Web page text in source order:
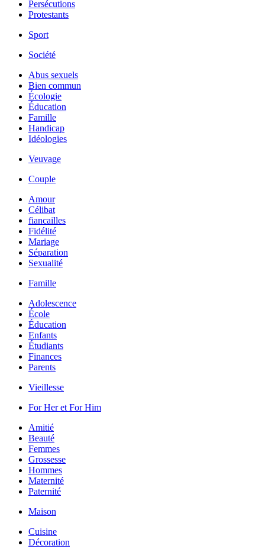
Persécutions
Protestants
Sport
Société
Abus sexuels
Bien commun
Écologie
Éducation
Famille
Handicap
Idéologies
Veuvage
Couple
Amour
Célibat
fiancailles
Fidélité
Mariage
Séparation
Sexualité
Famille
Adolescence
École
Éducation
Enfants
Étudiants
Finances
Parents
Vieillesse
For Her et For Him
Amitié
Beauté
Femmes
Grossesse
Hommes
Maternité
Paternité
Maison
Cuisine
Décoration